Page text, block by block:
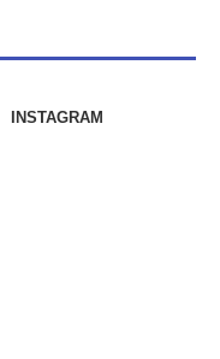
INSTAGRAM